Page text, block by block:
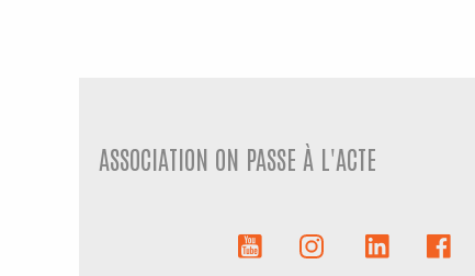
ASSOCIATION ON PASSE À L'ACTE